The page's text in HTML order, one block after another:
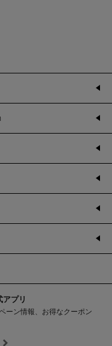
プリ
ーン情報、お得なクーポン